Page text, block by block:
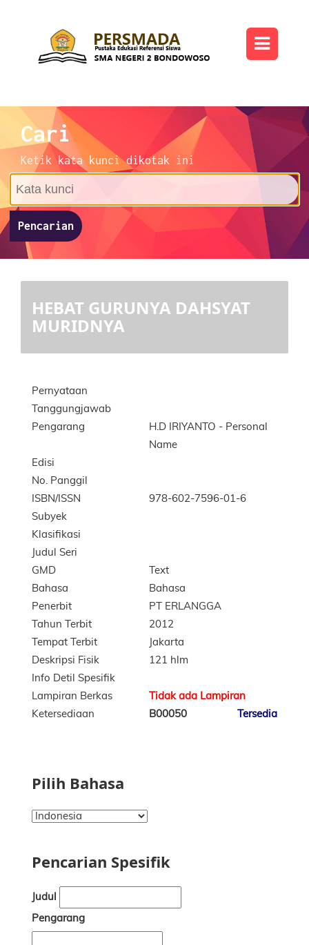
Cari
Ketik kata kunci dikotak ini
Pencarian
HEBAT GURUNYA DAHSYAT
MURIDNYA
Pernyataan
Tanggungjawab
Pengarang
H.D IRIYANTO - Personal
Name
Edisi
No. Panggil
ISBN/ISSN
978-602-7596-01-6
Subyek
Klasifikasi
Judul Seri
GMD
Text
Bahasa
Bahasa
Penerbit
PT ERLANGGA
Tahun Terbit
2012
Tempat Terbit
Jakarta
Deskripsi Fisik
121 hlm
Info Detil Spesifik
Lampiran Berkas
Tidak ada Lampiran
Ketersediaan
B00050 Tersedia
Pilih Bahasa
Pencarian Spesifik
Judul
Pengarang